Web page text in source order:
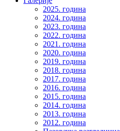
2025. година
2024. година
2023. година
2022. година
2021. година
2020. година
2019. година
2018. година
2017. година
2016. година
2015. година
2014. година
2013. година
2012. година